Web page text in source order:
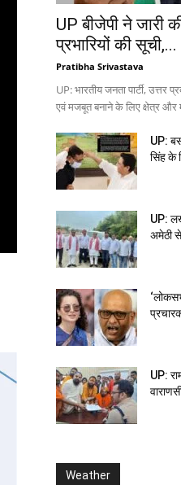
UP बीजेपी ने जारी
प्रभारियों की सूची,...
Pratibha Srivastava
UP: भारतीय जनता पार्टी,
एवं मजबूत बनाने के लिए क्षेत्र और
UP:
सिंह के
UP:
अमेठी
UP:
Weather